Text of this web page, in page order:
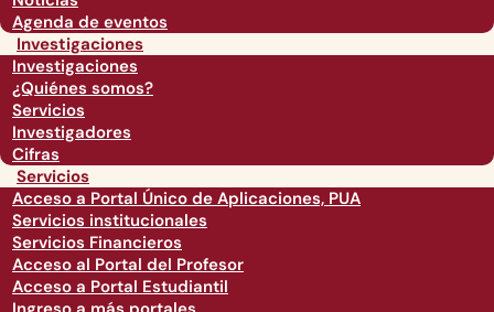
Agenda de eventos
Investigaciones
Investigaciones
¿Quiénes somos?
Servicios
Investigadores
Cifras
Servicios
Acceso a Portal Único de Aplicaciones, PUA
Servicios institucionales
Servicios Financieros
Acceso al Portal del Profesor
Acceso a Portal Estudiantil